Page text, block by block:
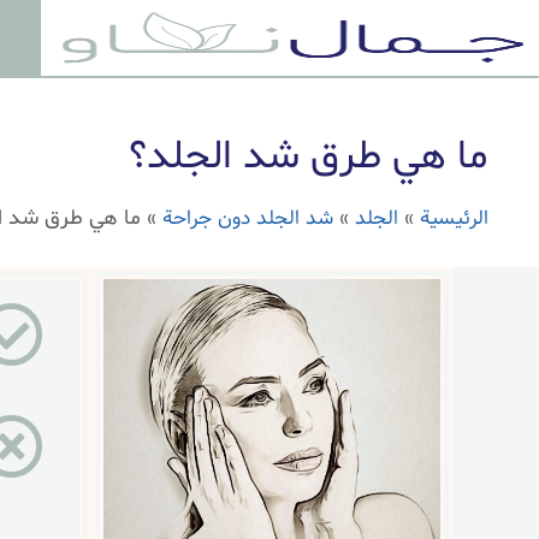
ما هي طرق شد الجلد؟
الرئيسية » الجلد » شد الجلد دون جراحة » ما هي طرق شد